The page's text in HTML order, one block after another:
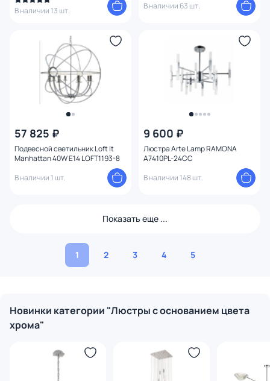
В наличии 13 шт. В наличии 63 шт.
57 825 ₽
Подвесной светильник Loft It
Manhattan 40W E14 LOFT1193-8
В наличии 1 шт.
9 600 ₽
Люстра Arte Lamp RAMONA
A7410PL-24CC
В наличии 148 шт.
Показать еще ...
1 2 3 4 5
Новинки категории "Люстры с основанием цвета
хрома"